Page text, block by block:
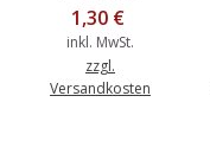
1,30 €
inkl. MwSt.
zzgl.
Versandkosten